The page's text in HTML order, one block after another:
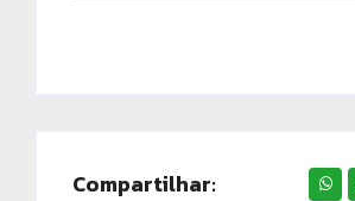
Compartilhar: